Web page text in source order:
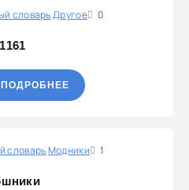
словарьДругое 0
1161
ПОДРОБНЕЕ
словарьМодники 1